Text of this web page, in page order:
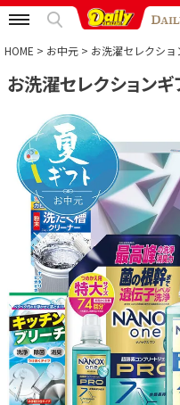
特集から選ぶ
予算から選ぶ
カテゴリから選ぶ
贈る相手から選ぶ
HOME お中元 お洗濯セレクショ
お洗濯セレクションギ